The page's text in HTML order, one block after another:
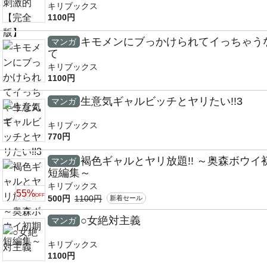
キリブックス
1100円
マンガ キモメンにブっかけられてイっちゃう
て
キリブックス
1100円
マンガ 生意気ギャルビッチとヤリたい!!3
キリブックス
770円
55%OFF
マンガ 褐色ギャルとヤリ放題!! ～奥森ボウイ
短編集～
キリブックス
500円 1100円 新着セール
マンガ ○女絶対主義
キリブックス
1100円